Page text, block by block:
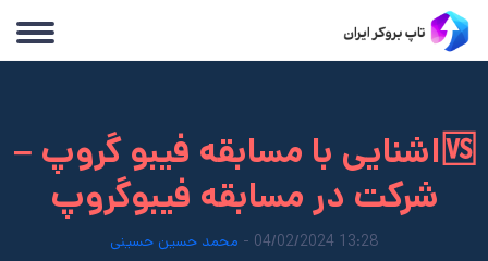
🆚اشنایی با مسابقه فیبو گروپ –
شرکت در مسابقه فیبوگروپ
13:28 04/02/2024 - محمد حسین حسینی